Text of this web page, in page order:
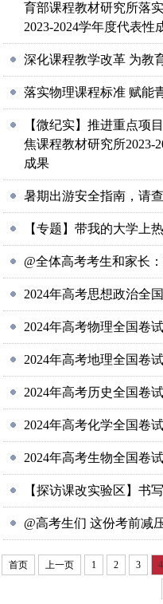
育部课程教材研究所落
2023-2024学年度代表性
深化课程教学改革 为教
落实物理课程标准 赋能
【微纪实】推进重点
焦课程教材研究所2023-
成果
暑期出游安全指南，请查
【专题】带我的大学上
@全体高考考生和家长
2024年高考思想政治全
2024年高考物理全国卷
2024年高考地理全国卷
2024年高考历史全国卷
2024年高考化学全国卷
2024年高考生物全国卷
【探访课改实验区】书
@高考生们 这份考前减
首页 上一页 1 2 3 4